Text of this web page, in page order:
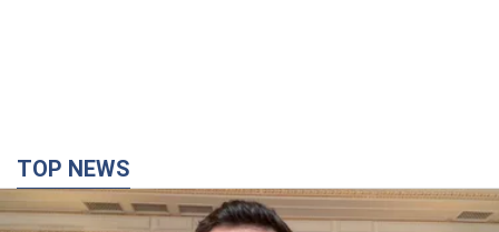
TOP NEWS